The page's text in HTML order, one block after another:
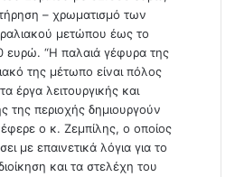
– χρωματισμό των
μετώπου έως το
ευρώ. “Η παλαιά γέφυρα της
της μέτωπο είναι πόλος
έργα λειτουργικής και
της περιοχής δημιουργούν
ο κ. Ζεμπίλης, ο οποίος
με επαινετικά λόγια για το
και τα στελέχη του